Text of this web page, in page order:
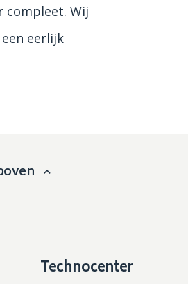
compleet. Wij
eerlijk
Technocenter